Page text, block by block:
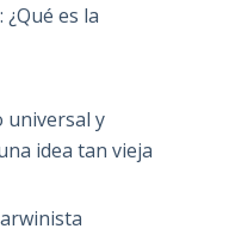
es la
universal y
idea tan vieja